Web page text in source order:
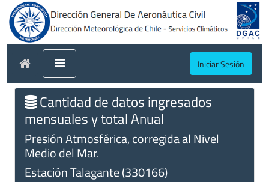
Iniciar Sesión
Cantidad de datos ingresados
mensuales y total Anual
Presión Atmosférica, corregida al Nivel
Medio del Mar.
Estación Talagante (330166)